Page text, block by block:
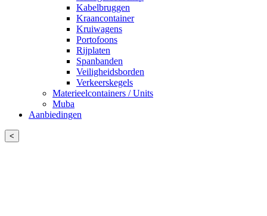
Kabelbruggen
Kraancontainer
Kruiwagens
Portofoons
Rijplaten
Spanbanden
Veiligheidsborden
Verkeerskegels
Materieelcontainers / Units
Muba
Aanbiedingen
<